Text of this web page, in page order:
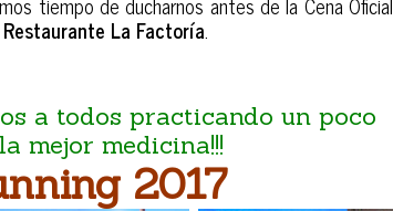
La Factoría.
a todos practicando un poco
mejor medicina!!!
2017